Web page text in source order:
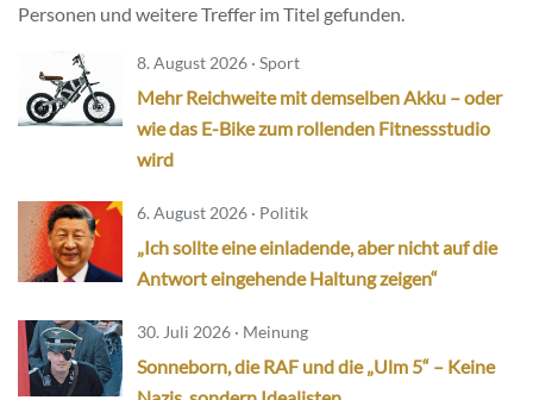
Personen und weitere Treffer im Titel gefunden.
8. August 2026 · Sport
Mehr Reichweite mit demselben Akku – oder
wie das E-Bike zum rollenden Fitnessstudio
wird
6. August 2026 · Politik
„Ich sollte eine einladende, aber nicht auf die
Antwort eingehende Haltung zeigen“
30. Juli 2026 · Meinung
Sonneborn, die RAF und die „Ulm 5“ – Keine